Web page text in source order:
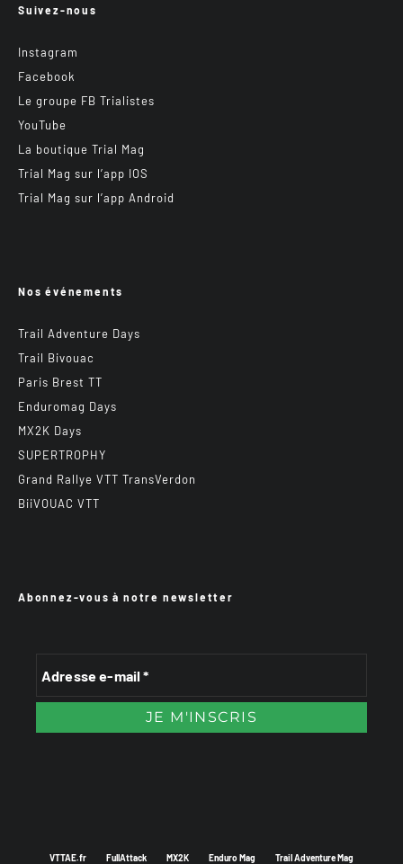
Suivez-nous
Instagram
Facebook
Le groupe FB Trialistes
YouTube
La boutique Trial Mag
Trial Mag sur l’app IOS
Trial Mag sur l’app Android
Nos événements
Trail Adventure Days
Trail Bivouac
Paris Brest TT
Enduromag Days
MX2K Days
SUPERTROPHY
Grand Rallye VTT TransVerdon
BiiVOUAC VTT
Abonnez-vous à notre newsletter
VTTAE.fr FullAttack MX2K Enduro Mag Trail Adventure Mag